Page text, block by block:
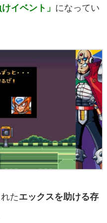
イベント」 になってい
たエックスを助ける存